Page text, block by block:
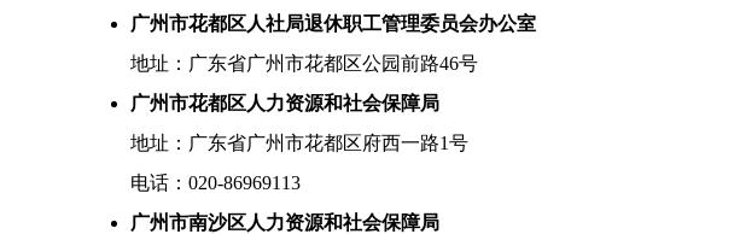
广州市花都区人社局退休职工管理委员会办公室
地址：广东省广州市花都区公园前路46号
广州市花都区人力资源和社会保障局
地址：广东省广州市花都区府西一路1号
电话：020-86969113
广州市南沙区人力资源和社会保障局